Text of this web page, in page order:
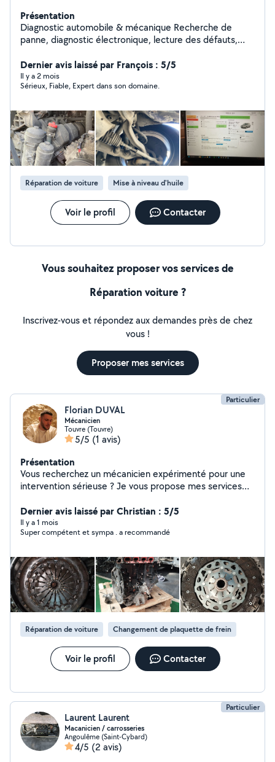
Présentation
Diagnostic automobile & mécanique Recherche de
panne, diagnostic électronique, lecture des défauts,
également les réparations mécaniques courantes :
entretien, freins, suspension, distribution, embrayage,
etc. Secteur Angoulême - Nersac - Sireuil.
Dernier avis laissé par François : 5/5
Il y a 2 mois
Sérieux, Fiable, Expert dans son domaine.
Réparation de voiture Mise à niveau d'huile
Voir le profil Contacter
Vous souhaitez proposer vos services de
Réparation voiture ?
Inscrivez-vous et répondez aux demandes près de chez
vous !
Proposer mes services
Particulier
Florian DUVAL
Mécanicien
Touvre (Touvre)
5/5 (1 avis)
Présentation
Vous recherchez un mécanicien expérimenté pour une
intervention sérieuse ? Je vous propose mes services
véhicule (petite et grosse mécanique). Mes prestations
: Diagnostic électronique : Analyse et résolution de
pannes complexes. Mécanique générale : Distribution,
complet : Vidanges, révisions et remise à niveau selon
préconisations constructeurs. Hésitez pas a me
contacter via messenger Florian Duval
Dernier avis laissé par Christian : 5/5
Il y a 1 mois
Super compétent et sympa . a recommandé
Réparation de voiture Changement de plaquette de frein
Voir le profil Contacter
Particulier
Laurent Laurent
Macanicien / carrosseries
Angoulême (Saint-Cybard)
4/5 (2 avis)